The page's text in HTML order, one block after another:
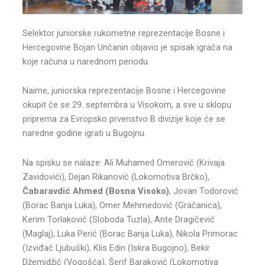
Selektor juniorske rukometne reprezentacije Bosne i
Hercegovine Bojan Unčanin objavio je spisak igrača na
koje računa u narednom periodu.
Naime, juniorska reprezentacije Bosne i Hercegovine
okupit će se 29. septembra u Visokom, a sve u sklopu
priprema za Evropsko prvenstvo B divizije koje će se
naredne godine igrati u Bugojnu.
Na spisku se nalaze: Ali Muhamed Omerović (Krivaja
Zavidovići), Dejan Rikanović (Lokomotiva Brčko),
Čabaravdić Ahmed (Bosna Visoko), Jovan Todorović
(Borac Banja Luka), Omer Mehmedović (Gračanica),
Kerim Torlaković (Sloboda Tuzla), Ante Dragičević
(Maglaj), Luka Perić (Borac Banja Luka), Nikola Primorac
(Izviđač Ljubuški), Klis Edin (Iskra Bugojno), Bekir
Džemidžić (Vogošća), Šerif Baraković (Lokomotiva